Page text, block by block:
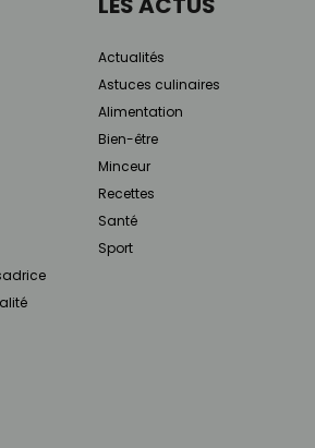
Actualités
Astuces culinaires
Alimentation
Bien-être
Minceur
Recettes
Santé
Sport